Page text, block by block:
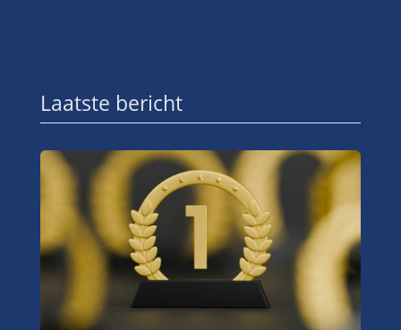
Laatste bericht